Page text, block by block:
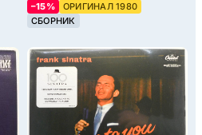
–15%
ОРИГИНАЛ 1980
СБОРНИК